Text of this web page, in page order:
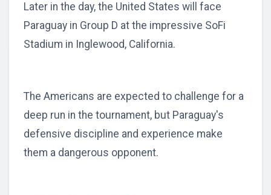
Later in the day, the United States will face
Paraguay in Group D at the impressive SoFi
Stadium in Inglewood, California.
The Americans are expected to challenge for a
deep run in the tournament, but Paraguay's
defensive discipline and experience make
them a dangerous opponent.